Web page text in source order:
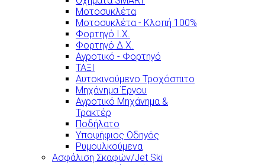
Μοτοσυκλέτα
Μοτοσυκλέτα - Κλοπή 100%
Φορτηγό Ι.Χ.
Φορτηγό Δ.Χ.
Αγροτικό - Φορτηγό
ΤΑΞΙ
Αυτοκινούμενο Τροχόσπιτο
Μηχάνημα Έργου
Αγροτικό Μηχάνημα &
Τρακτέρ
Ποδήλατο
Υποψήφιος Οδηγός
Ρυμουλκούμενα
Ασφάλιση Σκαφών/Jet Ski